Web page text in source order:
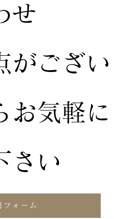
フォーム
せ
がござい
お気軽に
さい